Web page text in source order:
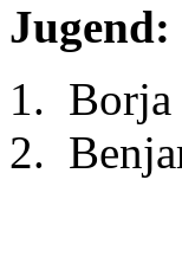
Jugend: